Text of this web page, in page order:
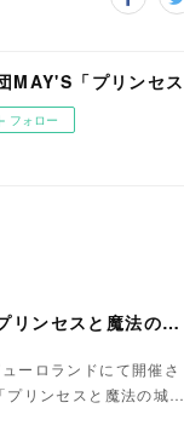
フォロー
劇団MAY'S再演「プリンセスと魔法の城」の一般発売が開始しました！
ーロランドにて開催さ
プリンセスと魔法の城…